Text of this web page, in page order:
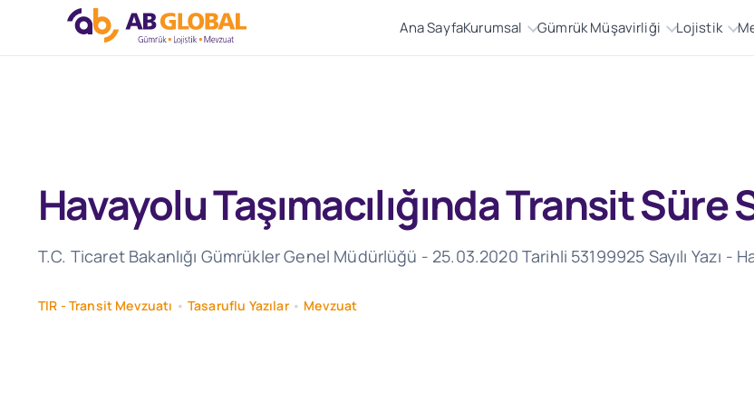
Ana SayfaKurumsal Gümrük Müşavirliği Lojistik
Havayolu Taşımacılığında Transit Süre
T.C. Ticaret Bakanlığı Gümrükler Genel Müdürlüğü - 25.03.2020 Tarihli 53199925 Sayılı Yazı -
TIR - Transit Mevzuatı • Tasaruflu Yazılar• Mevzuat